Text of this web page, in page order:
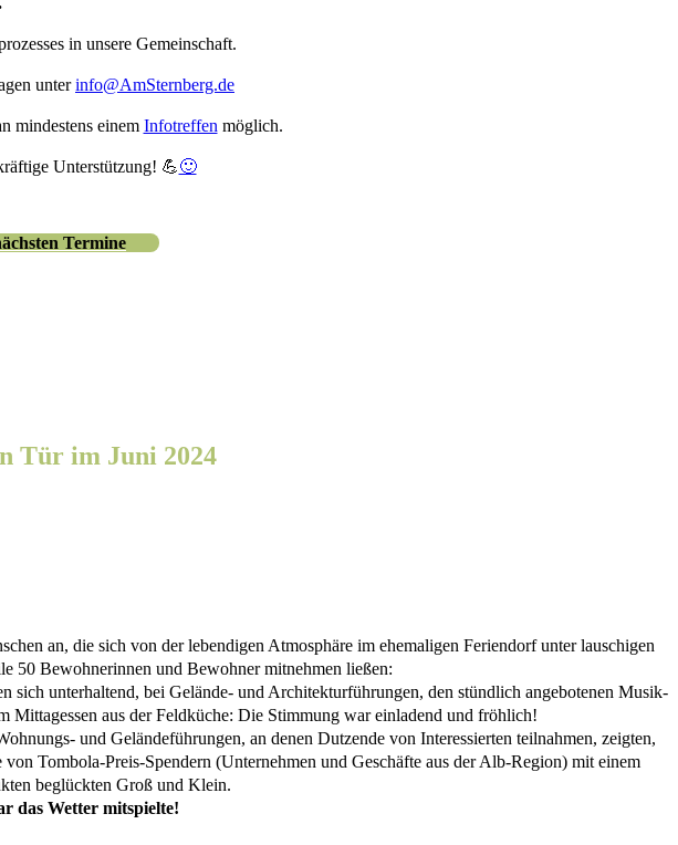
in unsere Gemeinschaft.
unterinfo@AmSternberg.de
mindestens einem Infotreffen möglich.
Unterstützung! 💪🙂
Termine
Tür im Juni 2024
an, die sich von der lebendigen Atmosphäre im ehemaligen Feriendorf unter lauschigen
50 Bewohnerinnen und Bewohner mitnehmen ließen:
unterhaltend, bei Gelände- und Architekturführungen, den stündlich angebotenen Musik-
Mittagessen aus der Feldküche: Die Stimmung war einladend und fröhlich!
und Geländeführungen, an denen Dutzende von Interessierten teilnahmen, zeigten,
Tombola-Preis-Spendern (Unternehmen und Geschäfte aus der Alb-Region) mit einem
beglückten Groß und Klein.
das Wetter mitspielte!